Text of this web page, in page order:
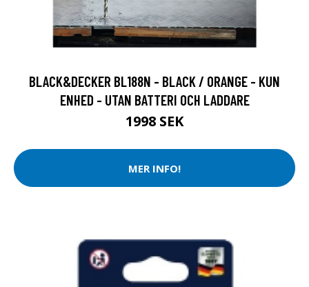
BLACK&DECKER BL188N - BLACK / ORANGE - KUN
ENHED - UTAN BATTERI OCH LADDARE
1998 SEK
MER INFO!